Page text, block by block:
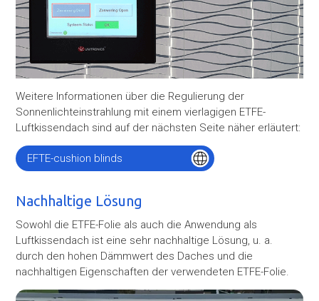
Weitere Informationen über die Regulierung der
Sonnenlichteinstrahlung mit einem vierlagigen ETFE-
Luftkissendach sind auf der nächsten Seite näher erläutert:
EFTE-cushion blinds
Nachhaltige Lösung
Sowohl die ETFE-Folie als auch die Anwendung als
Luftkissendach ist eine sehr nachhaltige Lösung, u. a.
durch den hohen Dämmwert des Daches und die
nachhaltigen Eigenschaften der verwendeten ETFE-Folie.